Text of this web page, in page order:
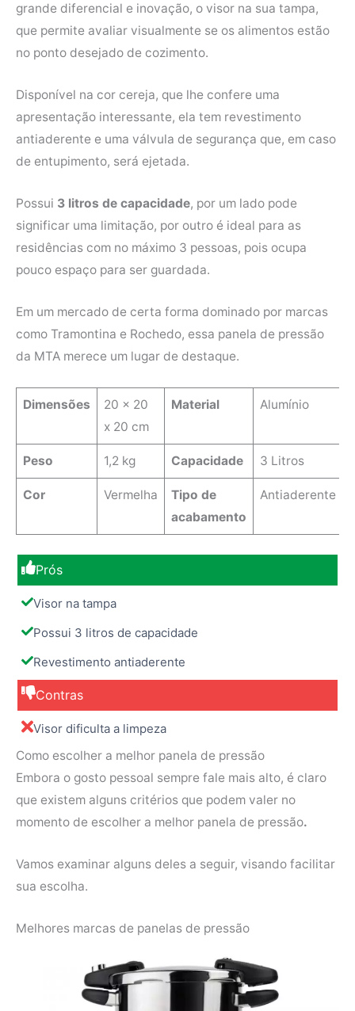
grande diferencial e inovação, o visor na sua tampa,
que permite avaliar visualmente se os alimentos estão
no ponto desejado de cozimento.
Disponível na cor cereja, que lhe confere uma
apresentação interessante, ela tem revestimento
antiaderente e uma válvula de segurança que, em caso
de entupimento, será ejetada.
Possui 3 litros de capacidade, por um lado pode
significar uma limitação, por outro é ideal para as
residências com no máximo 3 pessoas, pois ocupa
pouco espaço para ser guardada.
Em um mercado de certa forma dominado por marcas
como Tramontina e Rochedo, essa panela de pressão
da MTA merece um lugar de destaque.
Dimensões
20 x 20
x 20 cm
Material Alumínio
Peso 1,2 kg Capacidade 3 Litros
Cor Vermelha
Tipo de
acabamento
Antiaderente
Prós
Visor na tampa
Possui 3 litros de capacidade
Revestimento antiaderente
Contras
Visor dificulta a limpeza
Como escolher a melhor panela de pressão
Embora o gosto pessoal sempre fale mais alto, é claro
que existem alguns critérios que podem valer no
momento de escolher a melhor panela de pressão.
Vamos examinar alguns deles a seguir, visando facilitar
sua escolha.
Melhores marcas de panelas de pressão